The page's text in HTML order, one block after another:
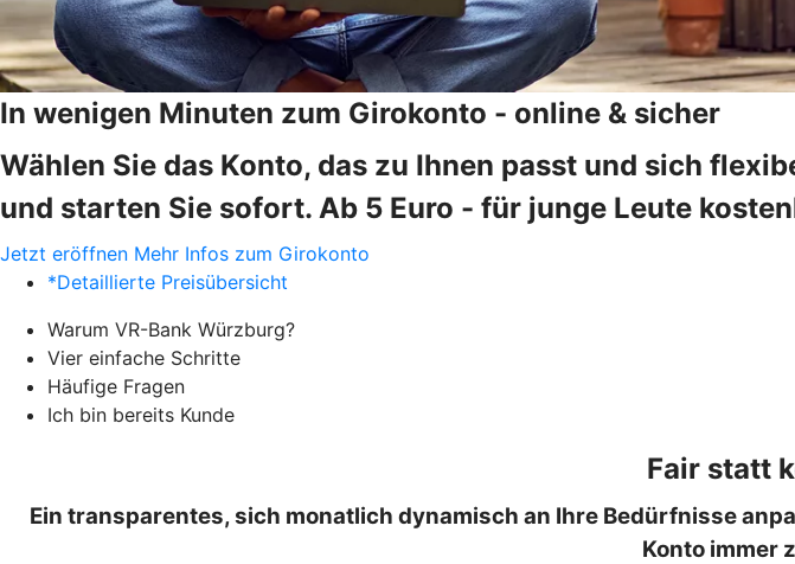
In wenigen Minuten zum Girokonto - online & sicher
Wählen Sie das Konto, das zu Ihnen passt und sich
und starten Sie sofort. Ab 5 Euro - für junge Leute
Jetzt eröffnen Mehr Infos zum Girokonto
*Detaillierte Preisübersicht
Warum VR-Bank Würzburg?
Vier einfache Schritte
Häufige Fragen
Ich bin bereits Kunde
Fair statt
Ein transparentes, sich monatlich dynamisch an Ihre Bedürfnisse
Konto immer